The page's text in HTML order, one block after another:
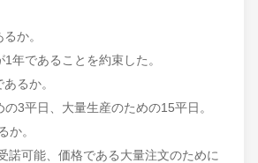
か。
年であることを約束した。
るか。
3平日、大量生産のための15平日。
か。
諾可能、価格である大量注文のために